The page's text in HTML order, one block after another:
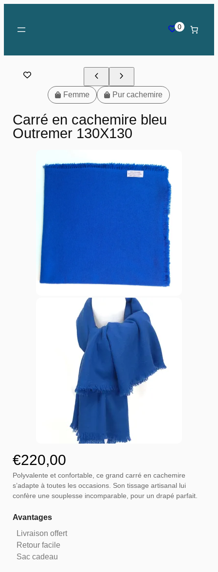
0
Femme Pur cachemire
Carré en cachemire bleu
Outremer 130X130
€220,00
Polyvalente et confortable, ce grand carré en cachemire
s’adapte à toutes les occasions. Son tissage artisanal lui
confère une souplesse incomparable, pour un drapé parfait.
Avantages
Livraison offert
Retour facile
Sac cadeau